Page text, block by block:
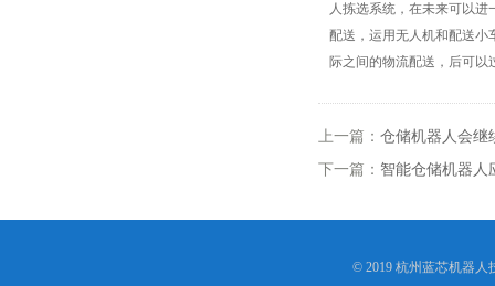
人拣选系统，在未来可以
配送，运用无人机和配送
际之间的物流配送，后可
上一篇： 仓储机器人会继
下一篇： 智能仓储机器人
© 2019 杭州蓝芯机器人